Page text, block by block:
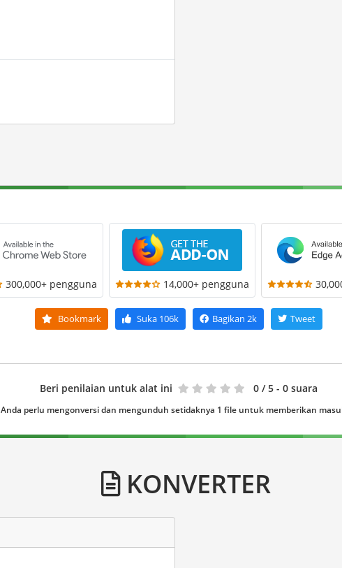
300,000+ pengguna 14,000+ pengguna
Bookmark Suka 106k Bagikan 2k Tweet
Beri penilaian untuk alat ini 0 / 5 - 0 suara
Anda perlu mengonversi dan mengunduh setidaknya 1 file untuk memberikan
KONVERTER